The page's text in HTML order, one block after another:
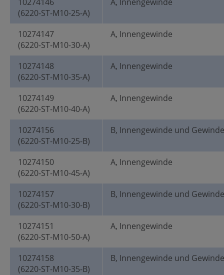
(6220-ST-M10-25-A)
10274147
(6220-ST-M10-30-A)
A, Innengewinde
10274148
(6220-ST-M10-35-A)
A, Innengewinde
10274149
(6220-ST-M10-40-A)
A, Innengewinde
10274156
(6220-ST-M10-25-B)
B, Innengewinde und
10274150
(6220-ST-M10-45-A)
A, Innengewinde
10274157
(6220-ST-M10-30-B)
B, Innengewinde und
10274151
(6220-ST-M10-50-A)
A, Innengewinde
10274158
(6220-ST-M10-35-B)
B, Innengewinde und